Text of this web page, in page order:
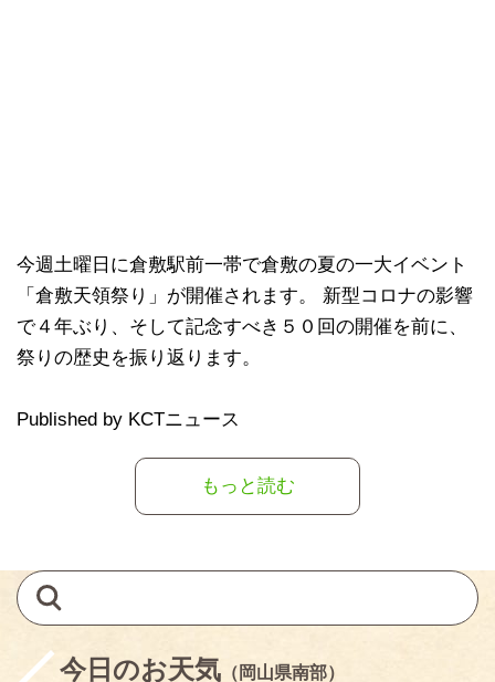
今週土曜日に倉敷駅前一帯で倉敷の夏の一大イベント
「倉敷天領祭り」が開催されます。 新型コロナの影響
で４年ぶり、そして記念すべき５０回の開催を前に、
祭りの歴史を振り返ります。
Published by KCTニュース
もっと読む
今日のお天気 （岡山県南部）